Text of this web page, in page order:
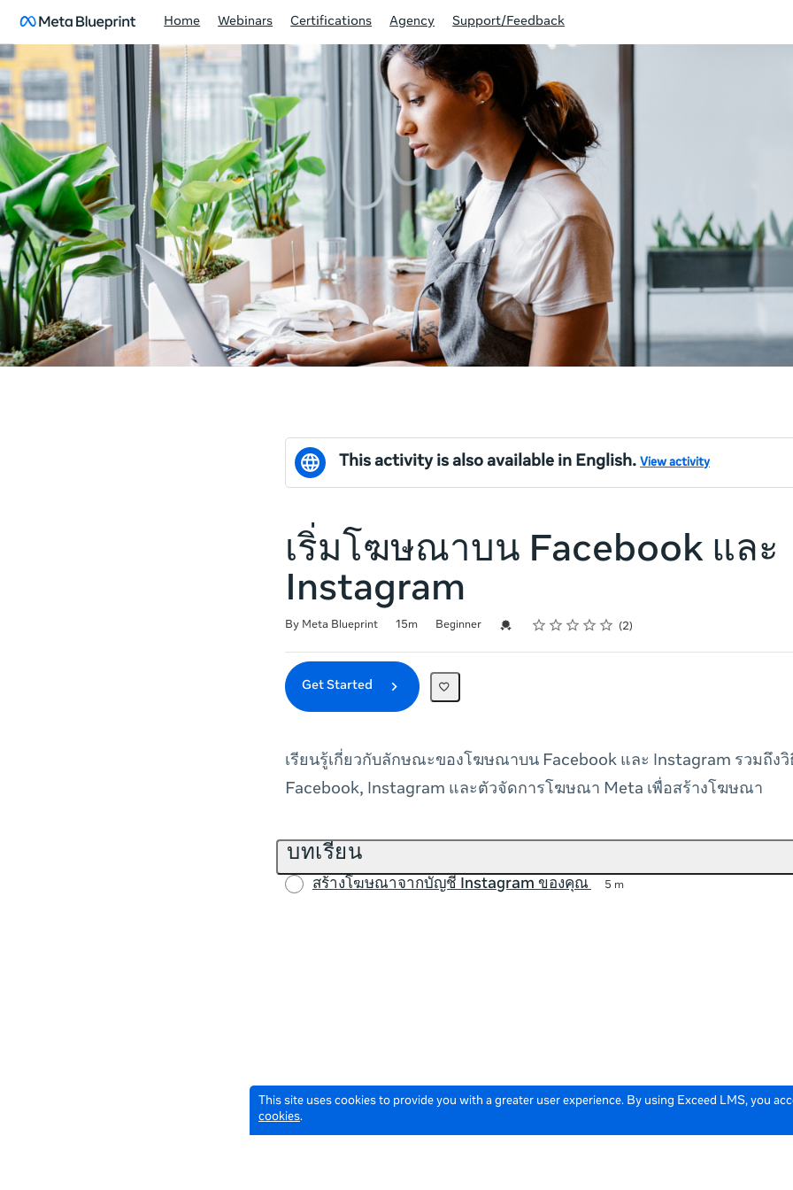
This site uses cookies to provide you with a greater user experience. By using Exceed LMS, you
cookies.
Home Webinars Certifications Agency Support/Feedback
This activity is also available in English. View activity
เริ่มโฆษณาบน Facebook และ
Instagram
By Meta Blueprint 15m Beginner Credential For Completion
Rating
1 star
2 stars
3 stars
4 stars
5 stars 2
Get Started
เรียนรู้เกี่ยวกับลักษณะของโฆษณาบน Facebook และ Instagram รวมถึง
Facebook, Instagram และตัวจัดการโฆษณา Meta เพื่อสร้างโฆษณา
บทเรียน
สร้างโฆษณาจากบัญชี Instagram ของคุณ 5 m